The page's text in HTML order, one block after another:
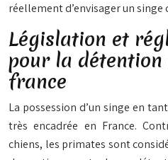
réellement d’envisager un
Législation et
pour la détention
france
La possession d’un singe en
très encadrée en France.
chiens, les primates sont